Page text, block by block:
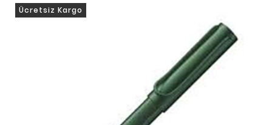
Ücretsiz Kargo